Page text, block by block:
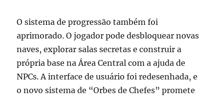
O sistema de progressão também foi
aprimorado. O jogador pode desbloquear novas
naves, explorar salas secretas e construir a
própria base na Área Central com a ajuda de
NPCs. A interface de usuário foi redesenhada, e
o novo sistema de “Orbes de Chefes” promete